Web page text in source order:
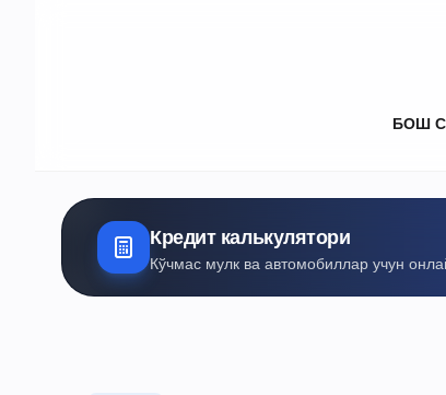
БОШ
Кредит калькулятори
Кўчмас мулк ва автомобиллар учун